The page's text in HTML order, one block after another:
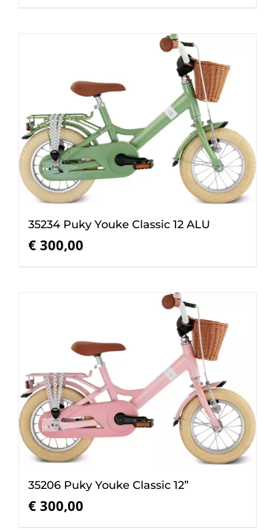
35234 Puky Youke Classic 12 ALU
€ 300,00
35206 Puky Youke Classic 12”
€ 300,00